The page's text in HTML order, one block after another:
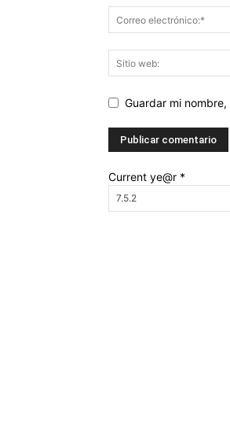
Guardar mi
Current ye@r *